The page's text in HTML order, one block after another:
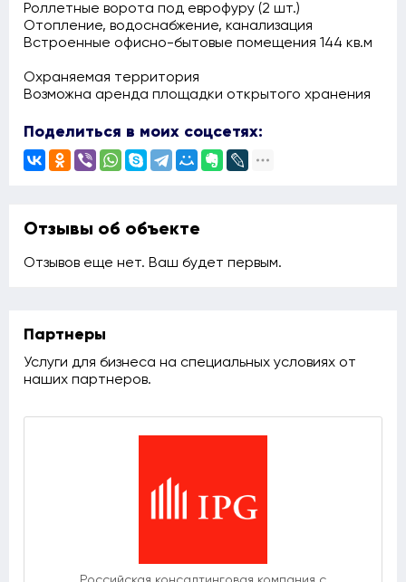
Роллетные ворота под еврофуру (2 шт.)
Отопление, водоснабжение, канализация
Встроенные офисно-бытовые помещения 144 кв.м
Охраняемая территория
Возможна аренда площадки открытого хранения
Поделиться в моих соцсетях:
Отзывы об объекте
Отзывов еще нет. Ваш будет первым.
Партнеры
Услуги для бизнеса на специальных условиях от
наших партнеров.